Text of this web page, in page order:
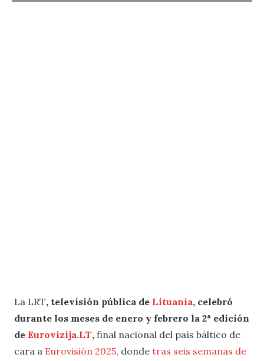
La LRT, televisión pública de Lituania, celebró
durante los meses de enero y febrero la 2ª edición
de Eurovizija.LT, final nacional del país báltico de
cara a Eurovisión 2025, donde tras seis semanas de